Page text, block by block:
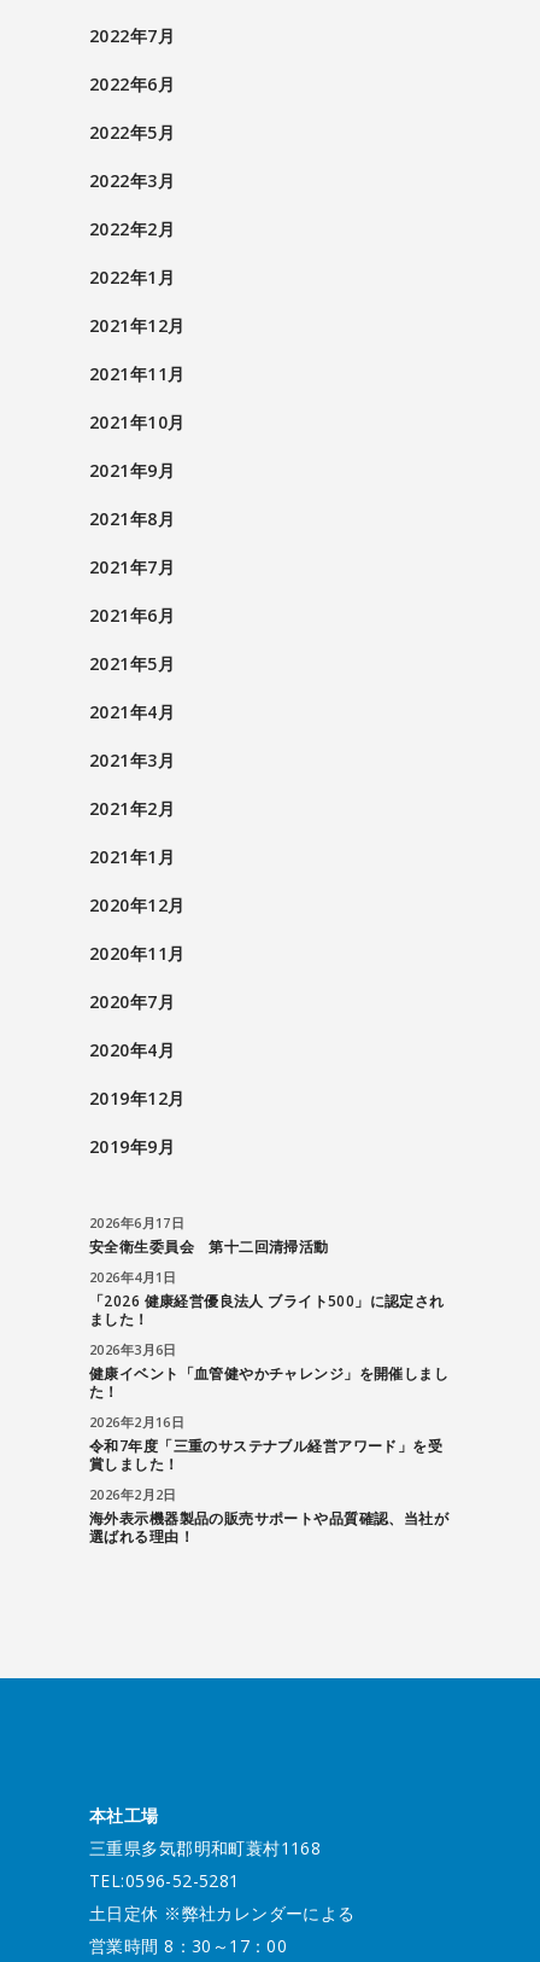
2022年7月
2022年6月
2022年5月
2022年3月
2022年2月
2022年1月
2021年12月
2021年11月
2021年10月
2021年9月
2021年8月
2021年7月
2021年6月
2021年5月
2021年4月
2021年3月
2021年2月
2021年1月
2020年12月
2020年11月
2020年7月
2020年4月
2019年12月
2019年9月
2026年6月17日
安全衛生委員会 第十二回清掃活動
2026年4月1日
「2026 健康経営優良法人 ブライト500」に認定され
ました！
2026年3月6日
健康イベント「血管健やかチャレンジ」を開催しまし
た！
2026年2月16日
令和7年度「三重のサステナブル経営アワード」を受
賞しました！
2026年2月2日
海外表示機器製品の販売サポートや品質確認、当社が
選ばれる理由！
本社工場
三重県多気郡明和町蓑村1168
TEL:0596-52-5281
土日定休 ※弊社カレンダーによる
営業時間 8：30～17：00